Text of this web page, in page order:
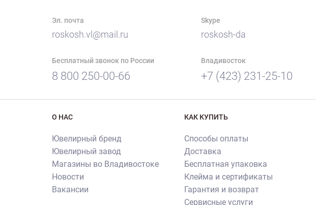
Эл. почта
roskosh.vl@mail.ru
Skype
roskosh-da
Бесплатный звонок по России
8 800 250-00-66
Владивосток
+7 (423) 231-25-10
О НАС
Ювелирный бренд
Ювелирный завод
Магазины во Владивостоке
Новости
Вакансии
КАК КУПИТЬ
Способы оплаты
Доставка
Бесплатная упаковка
Клейма и сертификаты
Гарантия и возврат
Сервисные услуги